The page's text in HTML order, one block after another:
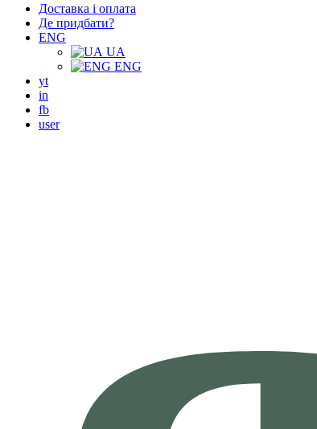
Доставка і оплата
Де придбати?
ENG
UA
ENG
yt
in
fb
user